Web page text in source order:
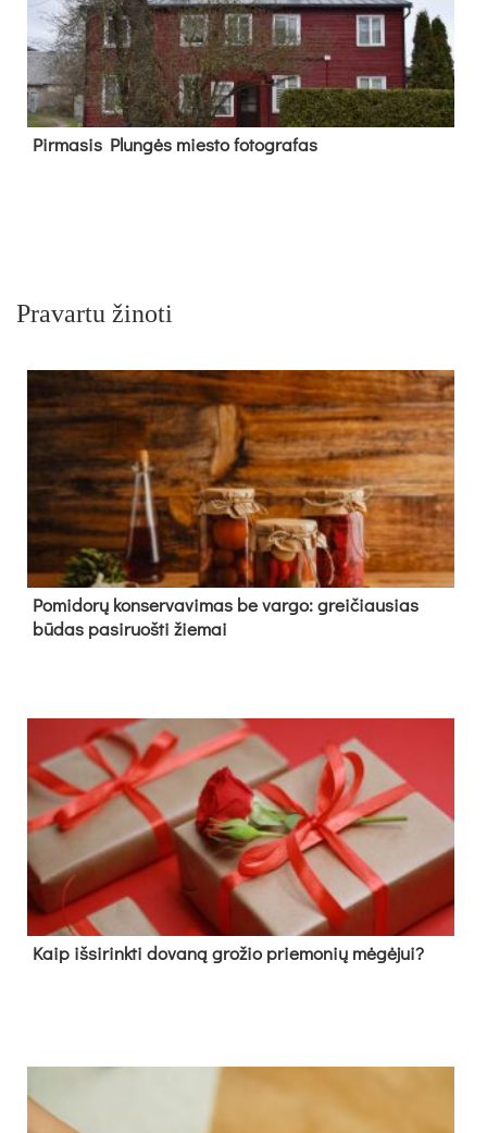
Pir­ma­sis Plun­gės mies­to fo­tog­ra­fas
Pravartu žinoti
Pomidorų konservavimas be vargo: greičiausias
būdas pasiruošti žiemai
Kaip išsirinkti dovaną grožio priemonių mėgėjui?